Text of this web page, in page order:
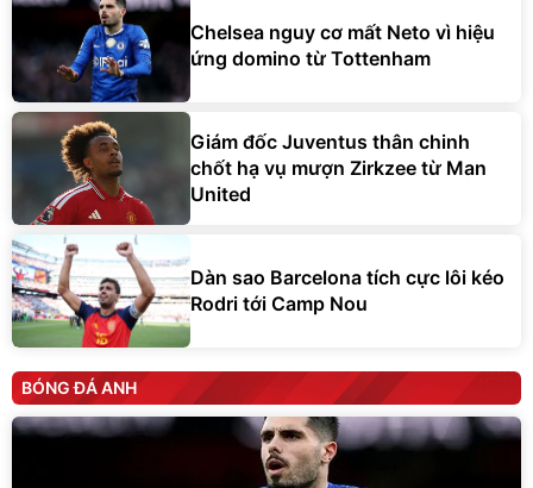
Chelsea nguy cơ mất Neto vì hiệu
ứng domino từ Tottenham
Giám đốc Juventus thân chinh
chốt hạ vụ mượn Zirkzee từ Man
United
Dàn sao Barcelona tích cực lôi kéo
Rodri tới Camp Nou
BÓNG ĐÁ ANH